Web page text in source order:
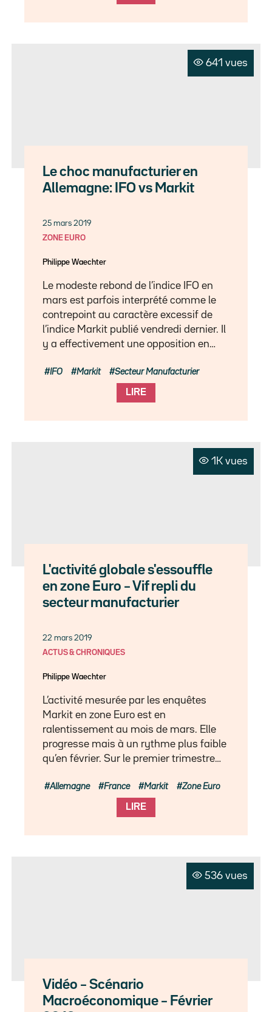
641 vues
Le choc manufacturier en
Allemagne: IFO vs Markit
25 mars 2019
ZONE EURO
Philippe Waechter
Le modeste rebond de l’indice IFO en
mars est parfois interprété comme le
contrepoint au caractère excessif de
l’indice Markit publié vendredi dernier. Il
y a effectivement une opposition en…
LIRE
IFO Markit Secteur Manufacturier
1K vues
L'activité globale s'essouffle
en zone Euro – Vif repli du
secteur manufacturier
22 mars 2019
ACTUS & CHRONIQUES
Philippe Waechter
L’activité mesurée par les enquêtes
Markit en zone Euro est en
ralentissement au mois de mars. Elle
progresse mais à un rythme plus faible
qu’en février. Sur le premier trimestre…
LIRE
Allemagne France Markit Zone Euro
536 vues
Vidéo – Scénario
Macroéconomique – Février